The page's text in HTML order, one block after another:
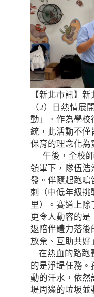
【新北市訊】
（2）日熱情展
動」。作為學校
統，此活動不僅
保育的理念化為
午後，全校師
領軍下，隊伍浩
發。伴隨起跑鳴
刺（中低年級挑
里）。賽道上除
更令人動容的
返陪伴體力落後
放棄、互助共好
在熱血的路跑
的是淨堤任務
動的汗水，依然
堤周邊的垃圾並